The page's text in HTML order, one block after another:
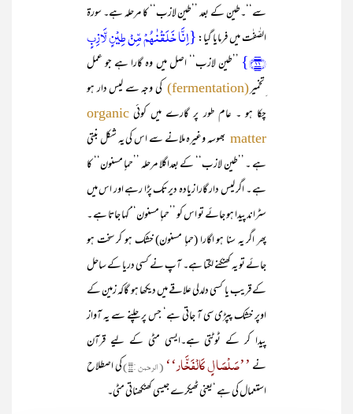
سے‘‘۔طین کے بعد ’’طین لازب‘‘ کا مرحلہ ہے۔ سورۃ
الصّٰفٰت میں فرمایا گیا:{اِنَّا خَلَقۡنٰہُمۡ مِّنۡ طِیۡنٍ لَّازِبٍ
﴿۱۱﴾}
’’طین لازب‘‘ اصل میں وہ گارا ہے جو عمل
ِتخمیر(fermentation)
کی وجہ سے لیس دار ہو
چکا ہو ۔ عام طور پر گارے میں کوئی organic
matter بھوسہ وغیرہ ملانے سے اس کی یہ شکل بنتی
ہے ۔ ’’طین لازب‘‘ کے بعداگلا مرحلہ ’’حماٍ مسنون‘‘ کا
ہے ۔ اگر لیس دار گارا زیادہ دیر تک پڑا رہے اور اس میں
سٹراند پیدا ہو جائے تو اس کو ’’حماٍ مسنون‘‘ کہا جاتا ہے ۔
پھر اگر یہ سنا ہو اگارا (حماٍ مسنون) خشک ہو کر سخت ہو
جائے تو یہ کھنکنے لگتا ہے۔ آپ نے کسی دریا کے ساحل
کے قریب یا کسی دلدلی علاقے میں دیکھا ہو گاکہ زمین کے
اوپر خشک پپڑی سی آ جاتی ہے‘ جس پر چلنے سے یہ آواز
پیدا کر کے ٹوٹتی ہے۔ایسی مٹی کے لیے قرآن
نے’’صَلْصَا لٍ کَالْفَخَّار‘‘(الرحمن :۱۴) کی اصطلاح
استعمال کی ہے ‘یعنی ٹھیکرے جیسی کھنکھناتی مٹی۔